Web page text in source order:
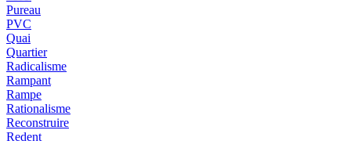
Pureau
PVC
Quai
Quartier
Radicalisme
Rampant
Rampe
Rationalisme
Reconstruire
Redent